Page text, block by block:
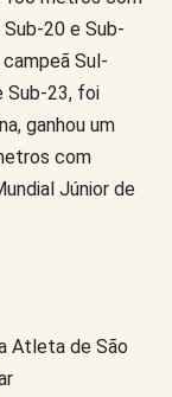
20 e Sub-
Sul-
Sub-23, foi
ganhou um
com
Júnior de
Atleta de São